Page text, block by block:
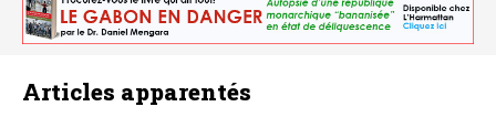
Articles apparentés